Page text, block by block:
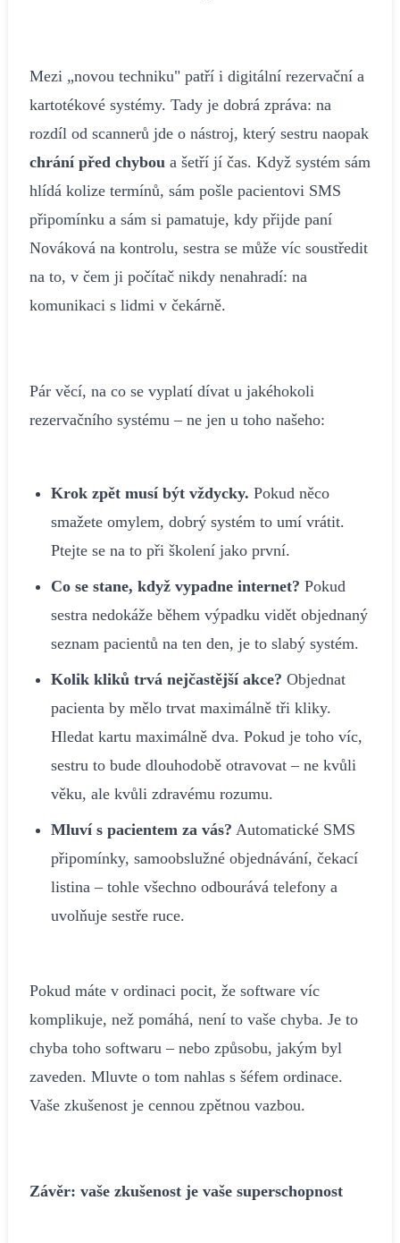
Mezi „novou techniku" patří i digitální rezervační a
kartotékové systémy. Tady je dobrá zpráva: na
rozdíl od scannerů jde o nástroj, který sestru naopak
chrání před chybou a šetří jí čas. Když systém sám
hlídá kolize termínů, sám pošle pacientovi SMS
připomínku a sám si pamatuje, kdy přijde paní
Nováková na kontrolu, sestra se může víc soustředit
na to, v čem ji počítač nikdy nenahradí: na
komunikaci s lidmi v čekárně.
Pár věcí, na co se vyplatí dívat u jakéhokoli
rezervačního systému – ne jen u toho našeho:
Krok zpět musí být vždycky. Pokud něco
smažete omylem, dobrý systém to umí vrátit.
Ptejte se na to při školení jako první.
Co se stane, když vypadne internet? Pokud
sestra nedokáže během výpadku vidět objednaný
seznam pacientů na ten den, je to slabý systém.
Kolik kliků trvá nejčastější akce? Objednat
pacienta by mělo trvat maximálně tři kliky.
Hledat kartu maximálně dva. Pokud je toho víc,
sestru to bude dlouhodobě otravovat – ne kvůli
věku, ale kvůli zdravému rozumu.
Mluví s pacientem za vás? Automatické SMS
připomínky, samoobslužné objednávání, čekací
listina – tohle všechno odbourává telefony a
uvolňuje sestře ruce.
Pokud máte v ordinaci pocit, že software víc
komplikuje, než pomáhá, není to vaše chyba. Je to
chyba toho softwaru – nebo způsobu, jakým byl
zaveden. Mluvte o tom nahlas s šéfem ordinace.
Vaše zkušenost je cennou zpětnou vazbou.
Závěr: vaše zkušenost je vaše superschopnost